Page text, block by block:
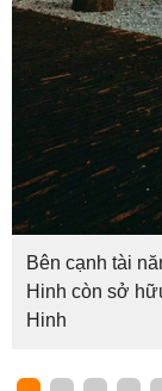
Bên cạnh tài
Hinh còn sở
Hinh